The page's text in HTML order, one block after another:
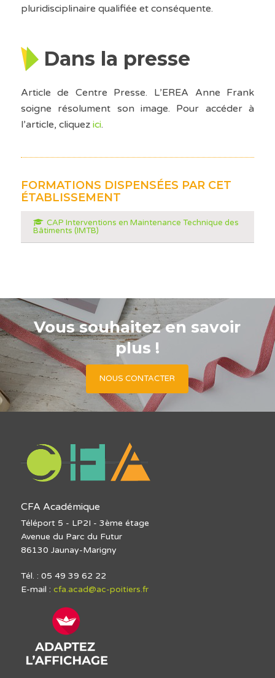
pluridisciplinaire qualifiée et conséquente.
Dans la presse
Article de Centre Presse. L’EREA Anne Frank
soigne résolument son image. Pour accéder à
l’article, cliquezici.
FORMATIONS DISPENSÉES PAR CET
ÉTABLISSEMENT
CAP Interventions en Maintenance Technique des
Bâtiments (IMTB)
Vous souhaitez en savoir
plus !
NOUS CONTACTER
CFA Académique
Téléport 5 - LP2I - 3ème étage
Avenue du Parc du Futur
86130 Jaunay-Marigny
Tél. : 05 49 39 62 22
E-mail : cfa.acad@ac-poitiers.fr